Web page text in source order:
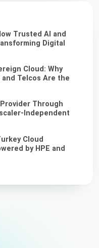
Trusted AI and
Digital
Cloud: Why
Telcos Are the
Through
Independent
Cloud
by HPE and